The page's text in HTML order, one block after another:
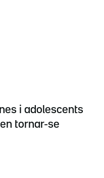
i adolescents
tornar-se